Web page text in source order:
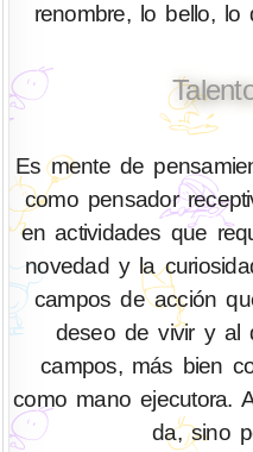
renombre, lo bello,
Es mente de
como pensador
en actividades que
novedad y la
campos de acción
deseo de vivir y al
campos, más bien
como mano ejecutora.
da, sino